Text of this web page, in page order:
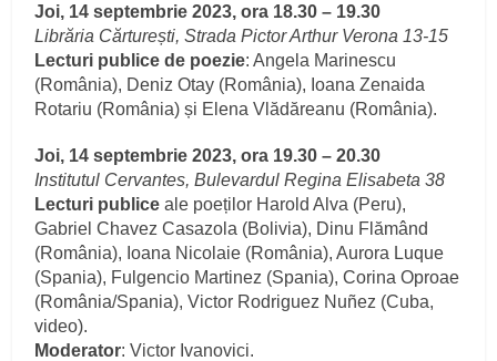
Joi, 14 septembrie 2023, ora 18.30 – 19.30
Librăria Cărturești, Strada Pictor Arthur Verona 13-15
Lecturi publice de poezie: Angela Marinescu
(România), Deniz Otay (România), Ioana Zenaida
Rotariu (România) și Elena Vlădăreanu (România).
Joi, 14 septembrie 2023, ora 19.30 – 20.30
Institutul Cervantes, Bulevardul Regina Elisabeta 38
Lecturi publice ale poeților Harold Alva (Peru),
Gabriel Chavez Casazola (Bolivia), Dinu Flămând
(România), Ioana Nicolaie (România), Aurora Luque
(Spania), Fulgencio Martinez (Spania), Corina Oproae
(România/Spania), Victor Rodriguez Nuñez (Cuba,
video).
Moderator: Victor Ivanovici.